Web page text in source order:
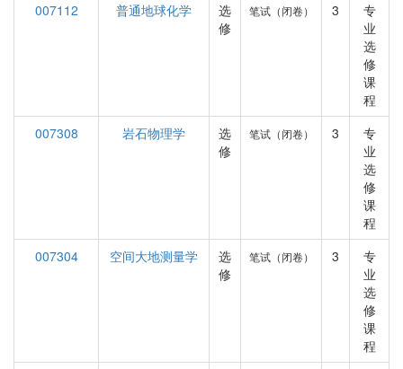
007112
普通地球化学
选
修
笔试（闭卷） 3
专
业
选
修
课
程
007308
岩石物理学
选
修
笔试（闭卷） 3
专
业
选
修
课
程
007304
空间大地测量学
选
修
笔试（闭卷） 3
专
业
选
修
课
程